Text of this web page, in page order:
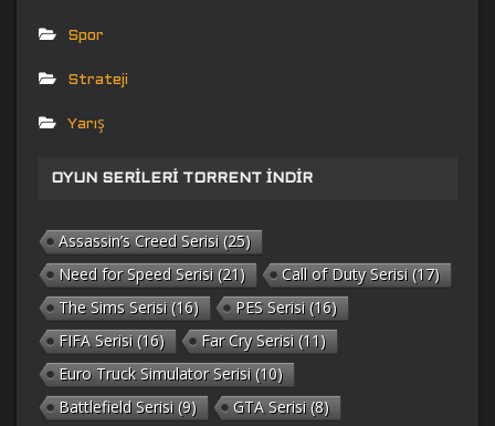
Spor
Strateji
Yarış
OYUN SERILERI TORRENT İNDIR
Assassin’s Creed Serisi (25)
Need for Speed Serisi (21) Call of Duty Serisi (17)
The Sims Serisi (16) PES Serisi (16)
FIFA Serisi (16) Far Cry Serisi (11)
Euro Truck Simulator Serisi (10)
Battlefield Serisi (9) GTA Serisi (8)